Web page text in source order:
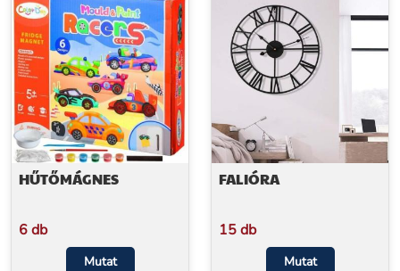
HŰTŐMÁGNES
6 db
Mutat
FALIÓRA
15 db
Mutat